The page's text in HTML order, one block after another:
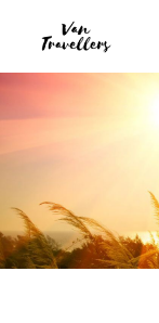
contenido